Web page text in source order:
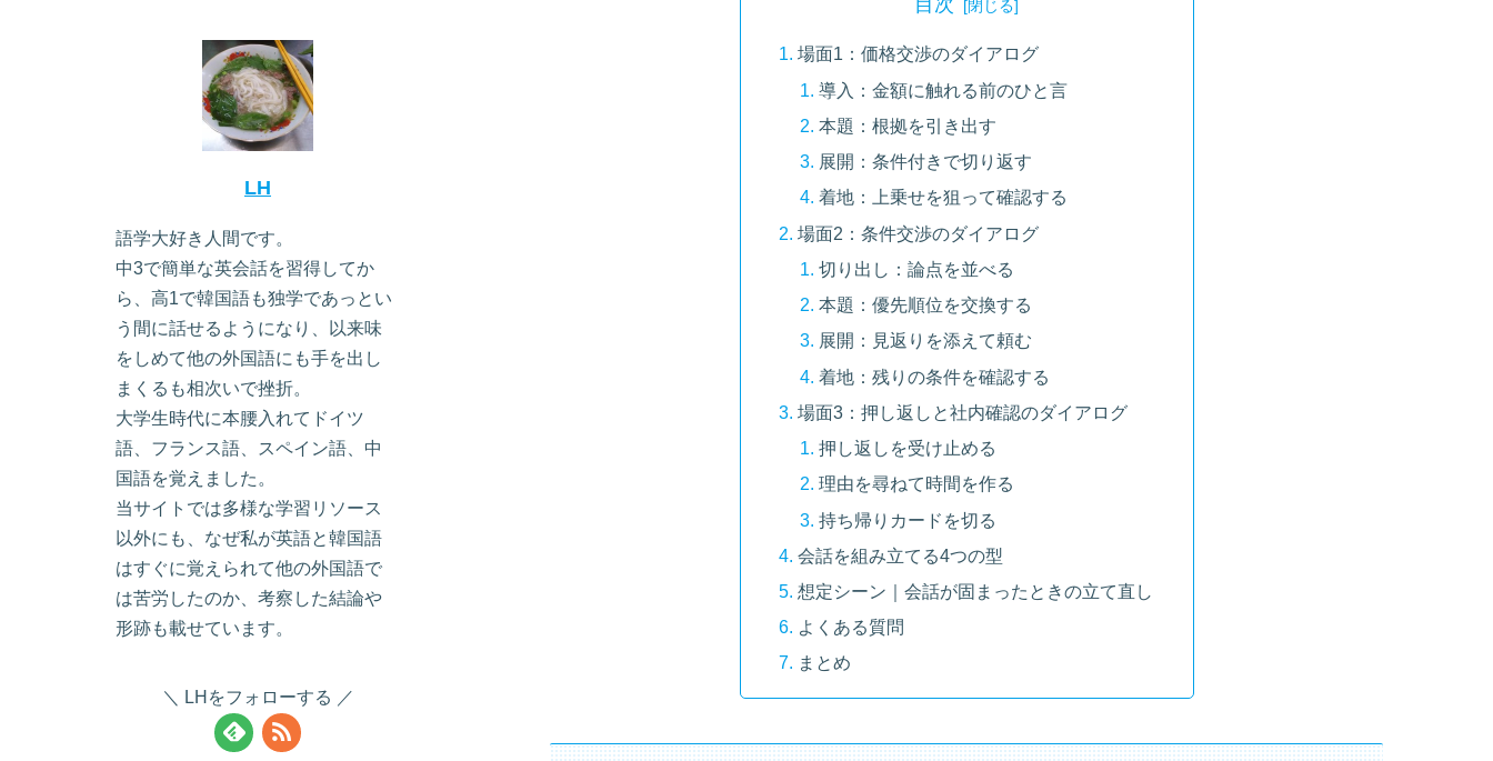
場面1：価格交渉のダイアログ
導入：金額に触れる前のひと言
本題：根拠を引き出す
展開：条件付きで切り返す
着地：上乗せを狙って確認する
場面2：条件交渉のダイアログ
切り出し：論点を並べる
本題：優先順位を交換する
展開：見返りを添えて頼む
着地：残りの条件を確認する
場面3：押し返しと社内確認のダイアログ
押し返しを受け止める
理由を尋ねて時間を作る
持ち帰りカードを切る
会話を組み立てる4つの型
想定シーン｜会話が固まったときの立て直し
よくある質問
まとめ
LH
語学大好き人間です。
中3で簡単な英会話を習得してか
ら、高1で韓国語も独学であっとい
う間に話せるようになり、以来味
をしめて他の外国語にも手を出し
まくるも相次いで挫折。
大学生時代に本腰入れてドイツ
語、フランス語、スペイン語、中
国語を覚えました。
当サイトでは多様な学習リソース
以外にも、なぜ私が英語と韓国語
はすぐに覚えられて他の外国語で
は苦労したのか、考察した結論や
形跡も載せています。
LHをフォローする